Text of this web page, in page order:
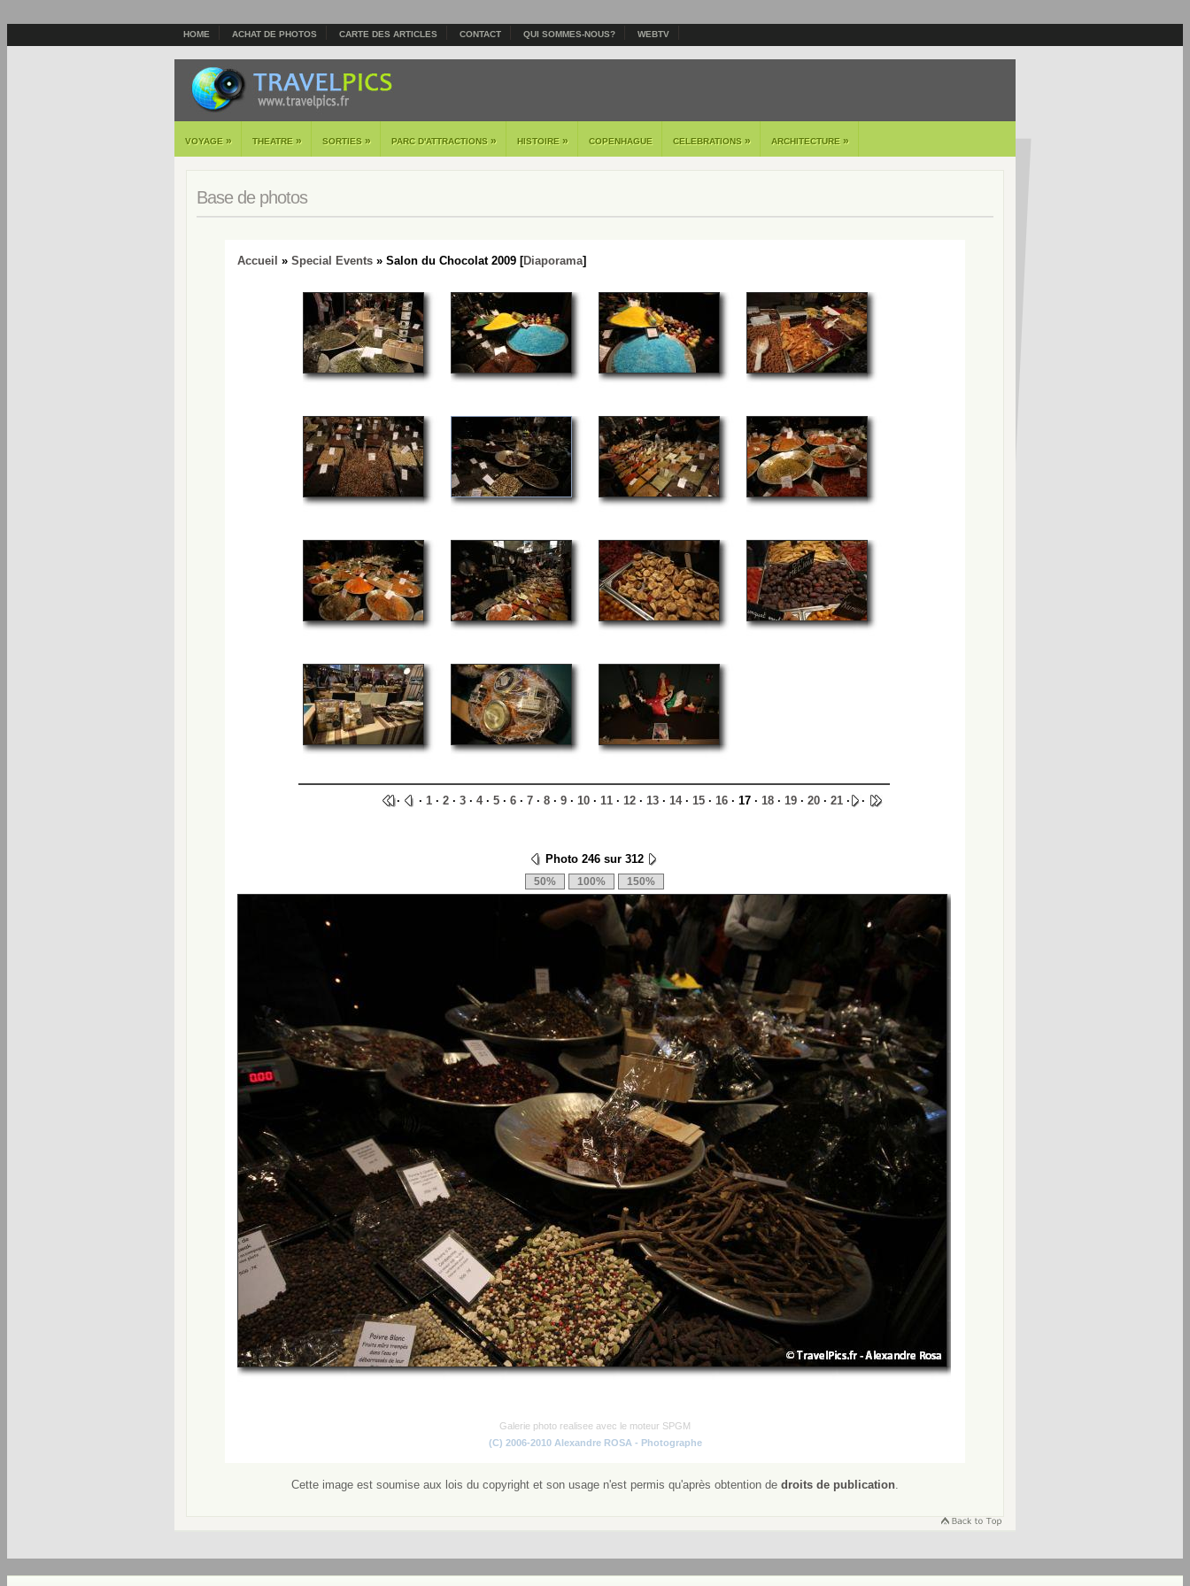
HOME ACHAT DE PHOTOS CARTE DES ARTICLES CONTACT QUI SOMMES-NOUS? WEBTV
VOYAGE » THEATRE » SORTIES » PARC D'ATTRACTIONS » HISTOIRE » COPENHAGUE CELEBRATIONS » ARCHITECTURE »
Base de photos
Accueil » Special Events » Salon du Chocolat 2009 [Diaporama]
· · 1 · 2 · 3 · 4· 5 · 6 · 7 · 8 · 9 · 10 · 11 · 12 · 13 · 14· 15 · 16 · 17 · 18 · 19 · 20 · 21 · ·
Photo 246 sur 312
Galerie photo realisee avec le moteur SPGM
(C) 2006-2010 Alexandre ROSA - Photographe
Cette image est soumise aux lois du copyright et son usage n'est permis qu'après obtention de droits de publication.